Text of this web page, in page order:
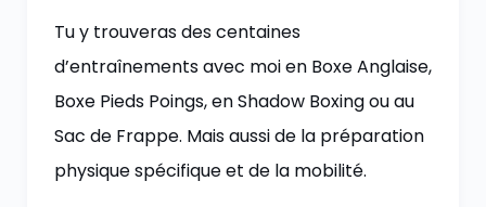
Tu y trouveras des centaines
d’entraînements avec moi en Boxe Anglaise,
Boxe Pieds Poings, en Shadow Boxing ou au
Sac de Frappe. Mais aussi de la préparation
physique spécifique et de la mobilité.